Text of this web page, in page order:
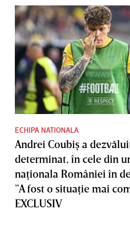
ECHIPA NATIONALA
Andrei Coubiş a
determinat, în cele din
naţionala României în
”A fost o situaţie mai
EXCLUSIV